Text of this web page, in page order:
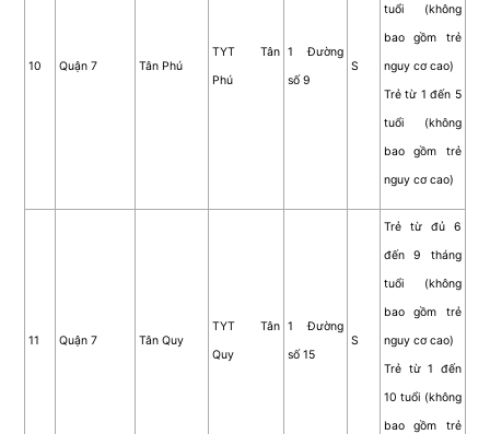
10 Quận 7 Tân Phú
TYT Tân
Phú
1 Đường
số 9
S
tuổi (không
bao gồm trẻ
nguy cơ cao)
Trẻ từ 1 đến 5
tuổi (không
bao gồm trẻ
nguy cơ cao)
11 Quận 7 Tân Quy
TYT Tân
Quy
1 Đường
số 15
S
Trẻ từ đủ 6
đến 9 tháng
tuổi (không
bao gồm trẻ
nguy cơ cao)
Trẻ từ 1 đến
10 tuổi (không
bao gồm trẻ